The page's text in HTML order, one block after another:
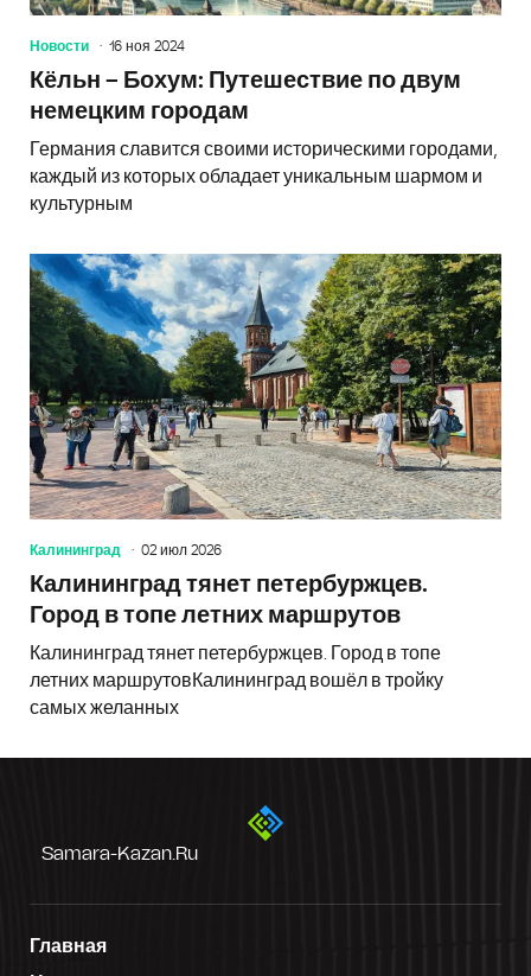
Новости 16 ноя 2024
Кёльн – Бохум: Путешествие по двум
немецким городам
Германия славится своими историческими городами,
каждый из которых обладает уникальным шармом и
культурным
Калининград 02 июл 2026
Калининград тянет петербуржцев.
Город в топе летних маршрутов
Калининград тянет петербуржцев. Город в топе
летних маршрутовКалининград вошёл в тройку
самых желанных
Samara-Kazan.ru
Главная